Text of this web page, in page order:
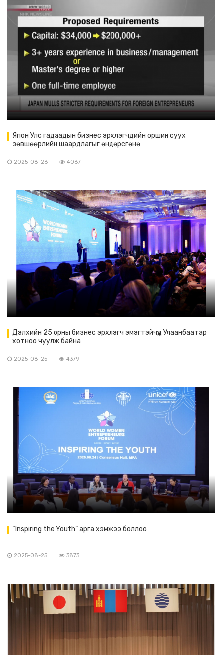
Япон Улс гадаадын бизнес эрхлэгчдийн оршин суух
зөвшөөрлийн шаардлагыг өндөрсгөнө
2025-08-26 4067
Дэлхийн 25 орны бизнес эрхлэгч эмэгтэйчүүд Улаанбаатар
хотноо чуулж байна
2025-08-25 4379
“Inspiring the Youth” арга хэмжээ боллоо
2025-08-25 3873